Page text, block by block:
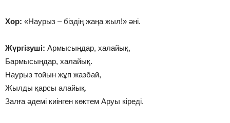
Хор: «Наурыз – біздің жаңа жыл!» әні.
Жүргізуші: Армысыңдар, халайық,
Бармысыңдар, халайық.
Наурыз тойын жұп жазбай,
Жылды қарсы алайық.
Залға әдемі киінген көктем Аруы кіреді.